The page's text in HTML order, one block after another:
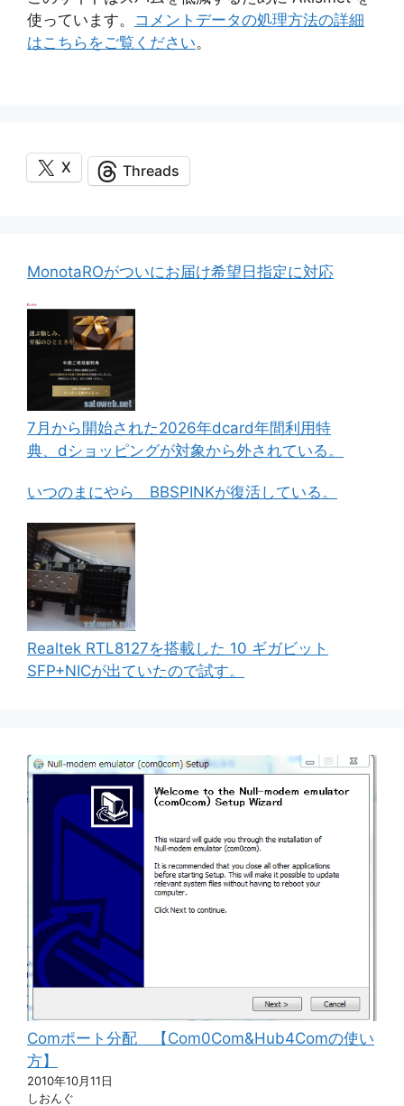
使っています。 コメントデータの処理方法の詳細
はこちらをご覧ください。
X Threads
MonotaROがついにお届け希望日指定に対応
7月から開始された2026年dcard年間利用特
典、dショッピングが対象から外されている。
いつのまにやら BBSPINKが復活している。
Realtek RTL8127を搭載した 10 ギガビット
SFP+NICが出ていたので試す。
Comポート分配 【Com0Com&Hub4Comの使い
方】
2010年10月11日
しおんぐ